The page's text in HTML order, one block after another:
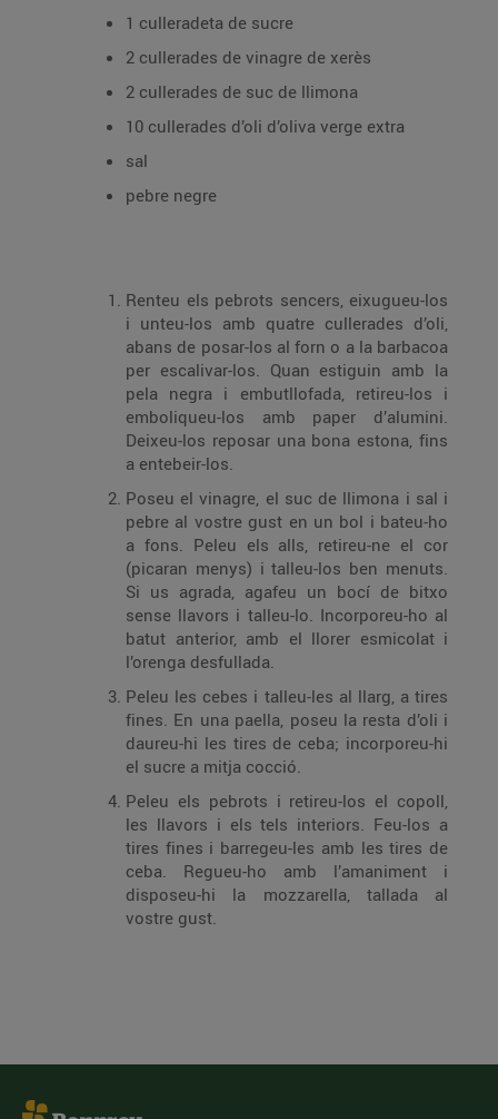
1 culleradeta de sucre
2 cullerades de vinagre de xerès
2 cullerades de suc de llimona
10 cullerades d’oli d’oliva verge extra
sal
pebre negre
Renteu els pebrots sencers, eixugueu-los
i unteu-los amb quatre cullerades d’oli,
abans de posar-los al forn o a la barbacoa
per escalivar-los. Quan estiguin amb la
pela negra i embutllofada, retireu-los i
emboliqueu-los amb paper d’alumini.
Deixeu-los reposar una bona estona, fins
a entebeir-los.
Poseu el vinagre, el suc de llimona i sal i
pebre al vostre gust en un bol i bateu-ho
a fons. Peleu els alls, retireu-ne el cor
(picaran menys) i talleu-los ben menuts.
Si us agrada, agafeu un bocí de bitxo
sense llavors i talleu-lo. Incorporeu-ho al
batut anterior, amb el llorer esmicolat i
l’orenga desfullada.
Peleu les cebes i talleu-les al llarg, a tires
fines. En una paella, poseu la resta d’oli i
daureu-hi les tires de ceba; incorporeu-hi
el sucre a mitja cocció.
Peleu els pebrots i retireu-los el copoll,
les llavors i els tels interiors. Feu-los a
tires fines i barregeu-les amb les tires de
ceba. Regueu-ho amb l’amaniment i
disposeu-hi la mozzarella, tallada al
vostre gust.